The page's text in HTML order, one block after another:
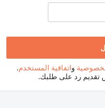
واتفاقية المستخدم.
تقديم رد على طلبك.